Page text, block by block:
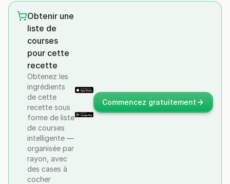
Obtenir une
liste de
courses
pour cette
recette
Obtenez les
ingrédients
de cette
recette sous
forme de liste
de courses
intelligente —
organisée par
rayon, avec
des cases à
cocher
Commencez gratuitement